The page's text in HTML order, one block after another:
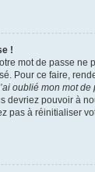
!
mot de passe ne
Pour ce faire,
oublié mon mot de
devriez pouvoir à
pas à réinitialiser